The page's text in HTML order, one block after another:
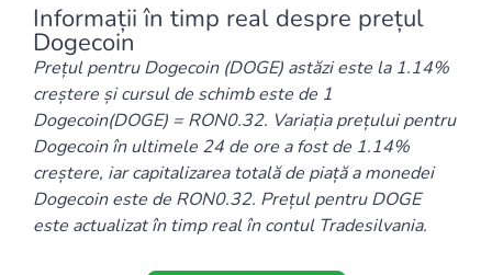
Informații în timp real despre prețul
Dogecoin
Prețul pentru Dogecoin (DOGE) astăzi este la 1.14%
creștere și cursul de schimb este de 1
Dogecoin(DOGE) = RON0.32. Variația prețului pentru
Dogecoin în ultimele 24 de ore a fost de 1.14%
creștere, iar capitalizarea totală de piață a monedei
Dogecoin este de RON0.32. Prețul pentru DOGE
este actualizat în timp real în contul Tradesilvania.